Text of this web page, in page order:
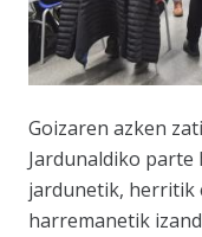
Goizaren azken
Jardunaldiko
jardunetik, herritik
harremanetik